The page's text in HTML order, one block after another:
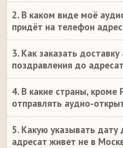
2. В каком виде моё
придёт на телефон
3. Как заказать
поздравления до
4. В какие страны, кроме
отправлять аудио-
5. Какую указывать дату
адресат живет не в